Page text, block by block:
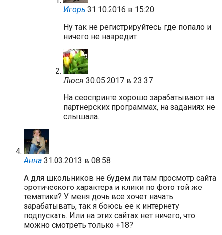
Игорь 31.10.2016 в 15:20
Ну так не регистрируйтесь где попало и
ничего не навредит
Люся 30.05.2017 в 23:37
На сеоспринте хорошо зарабатывают на
партнёрских программах, на заданиях не
слышала.
Анна 31.03.2013 в 08:58
А для школьников не будем ли там просмотр сайта
эротического характера и клики по фото той же
тематики? У меня дочь все хочет начать
зарабатывать, так я боюсь ее к интернету
подпускать. Или на этих сайтах нет ничего, что
можно смотреть только +18?